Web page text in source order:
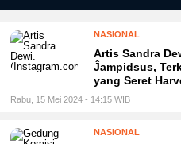
NASIONAL
Artis Sandra
Ĵampidsus,
yang Seret
Rabu, 15 Mei 2024 - 14:15 WIB
NASIONAL